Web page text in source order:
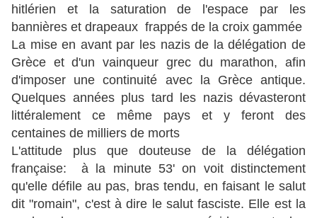
hitlérien et la saturation de l'espace par les
bannières et drapeaux frappés de la croix gammée
La mise en avant par les nazis de la délégation de
Grèce et d'un vainqueur grec du marathon, afin
d'imposer une continuité avec la Grèce antique.
Quelques années plus tard les nazis dévasteront
littéralement ce même pays et y feront des
centaines de milliers de morts
L'attitude plus que douteuse de la délégation
française: à la minute 53' on voit distinctement
qu'elle défile au pas, bras tendu, en faisant le salut
dit "romain", c'est à dire le salut fasciste. Elle est la